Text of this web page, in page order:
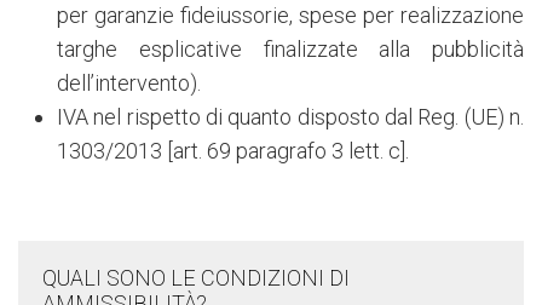
per garanzie fideiussorie, spese per realizzazione
targhe esplicative finalizzate alla pubblicità
dell’intervento).
IVA nel rispetto di quanto disposto dal Reg. (UE) n.
1303/2013 [art. 69 paragrafo 3 lett. c].
QUALI SONO LE CONDIZIONI DI